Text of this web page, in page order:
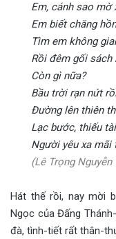
Em, cánh sao mờ
Em biết chăng
Tìm em không
Rồi đêm gối sách
Còn gì nữa?
Bầu trời rạn nứt
Đường lên thiên
Lạc bước, thiếu
Người yêu xa mãi
(Lê Trọng
Hát thế rồi, nay mời
Ngọc của Đấng
đà, tình-tiết rất thân-